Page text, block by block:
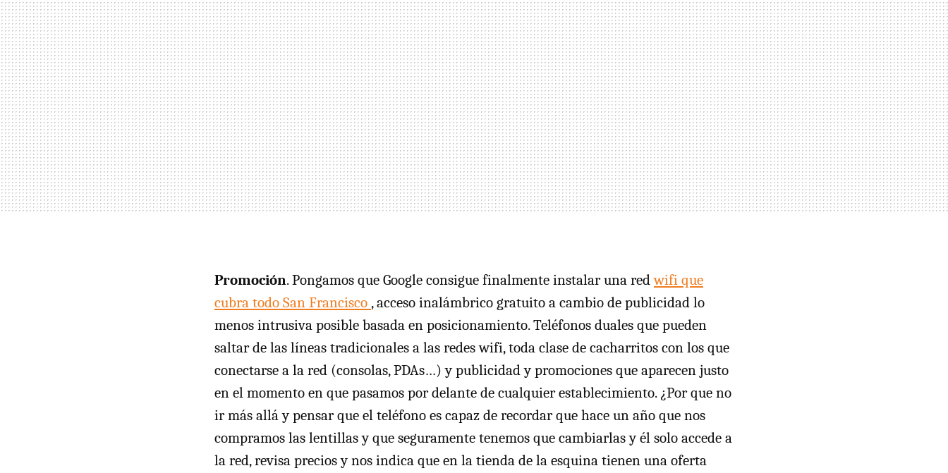
Promoción. Pongamos que Google consigue finalmente instalar una redwifi que
cubra todo San Francisco , acceso inalámbrico gratuito a cambio de publicidad lo
menos intrusiva posible basada en posicionamiento. Teléfonos duales que pueden
saltar de las líneas tradicionales a las redes wifi, toda clase de cacharritos con los que
conectarse a la red (consolas, PDAs…) y publicidad y promociones que aparecen justo
en el momento en que pasamos por delante de cualquier establecimiento. ¿Por que no
ir más allá y pensar que el teléfono es capaz de recordar que hace un año que nos
compramos las lentillas y que seguramente tenemos que cambiarlas y él solo accede a
la red, revisa precios y nos indica que en la tienda de la esquina tienen una oferta